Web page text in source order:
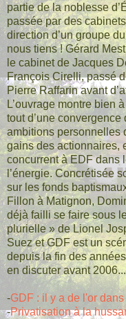
partie de la noblesse
passée par des
direction d’un groupe
nous tiens ! Gérard
le cabinet de Jacques
François Cirelli, passé
Pierre Raffarin avant
L’ouvrage montre bien
tout d’une
ambitions personnelles
gains des actionnaires,
concurrent à EDF dans
l’énergie. Concrétisée
sur les fonds
Fillon à Matignon,
déjà failli se faire sous
plurielle » de Lionel
Suez et GDF est un
depuis la fin des
en discuter avant
-GDF : il y a de l'or
-Privatisation à la